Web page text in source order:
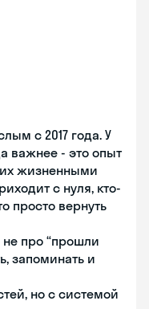
с 2017 года. У
важнее - это опыт
жизненными
с нуля, кто-
просто вернуть
про “прошли
запоминать и
но с системой